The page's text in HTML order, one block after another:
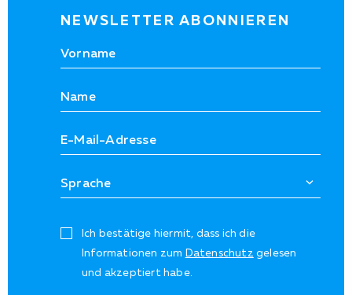
NEWSLETTER ABONNIEREN
Ich bestätige hiermit, dass ich die
Informationen zum Datenschutz gelesen
und akzeptiert habe.